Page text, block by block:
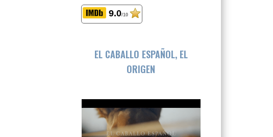
9.0/10
EL CABALLO ESPAÑOL, EL
ORIGEN